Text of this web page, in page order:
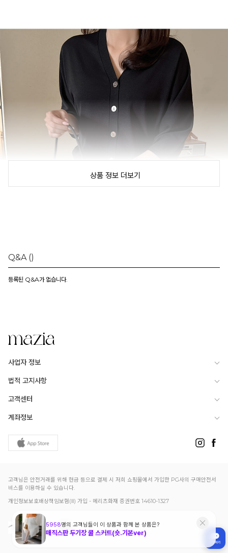
상품 정보 더보기
Q&A ()
등록된 Q&A가 없습니다.
사업자 정보
법적 고지사항
고객센터
계좌정보
고객님은 안전거래를 위해 현금 등으로 결제 시 저희 쇼핑몰에서 가입한 PG사의 구매안전서
비스를 이용하실 수 있습니다.
개인정보보호배상책임보험(Ⅱ) 가입 - 메리츠화재 증권번호 14610-1327